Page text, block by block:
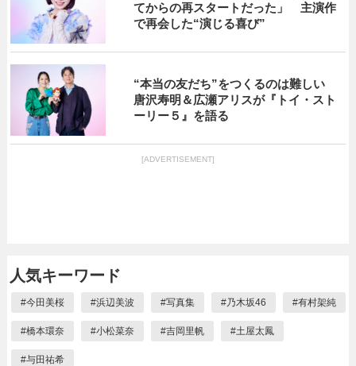
てからの再スタートだった」 主演作
で再会した“演じる喜び”
“本当の友だち”をつくるのは難しい
唐沢寿明＆広瀬アリスが『トイ・スト
ーリー５』を語る
[ADVERTISEMENT]
人気キーワード
#今田美桜 #浜辺美波 #写真集 #乃木坂46 #有村架純
#橋本環奈 #小松菜奈 #吉岡里帆 #土屋太鳳
#与田祐希